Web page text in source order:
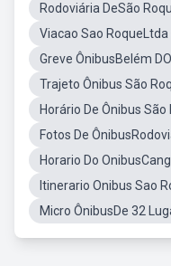
Rodoviária DeSão
Viacao Sao
Greve ÔnibusBelém DOL
Trajeto Ônibus São
Horário De Ônibus
Fotos De
Horario Do
Itinerario Onibus Sao
Micro ÔnibusDe 32